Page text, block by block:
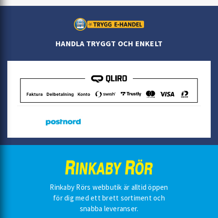
HANDLA TRYGGT OCH ENKELT
Rinkaby Rörs webbutik är alltid öppen
för dig med ett brett sortiment och
snabba leveranser.